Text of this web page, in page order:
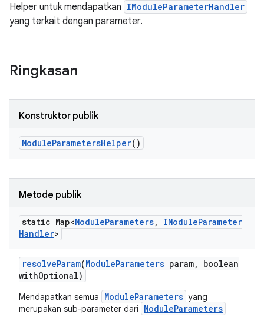
Helper untuk mendapatkan IModuleParameterHandler
yang terkait dengan parameter.
Ringkasan
Konstruktor publik
ModuleParametersHelper()
Metode publik
static Map<ModuleParameters, IModuleParameter
Handler>
resolveParam(ModuleParameters param,
boolean
withOptional)
Mendapatkan semua ModuleParameters yang
merupakan sub-parameter dari
ModuleParameters